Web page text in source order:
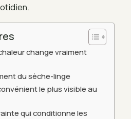
change vraiment
du sèche-linge
le plus visible au
qui conditionne les